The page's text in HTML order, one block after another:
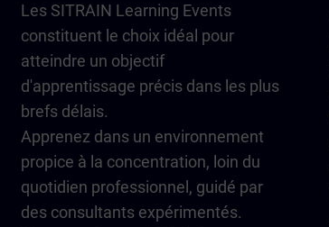
Les SITRAIN Learning Events
constituent le choix idéal pour
atteindre un objectif
d'apprentissage précis dans les plus
brefs délais.
Apprenez dans un environnement
propice à la concentration, loin du
quotidien professionnel, guidé par
des consultants expérimentés.